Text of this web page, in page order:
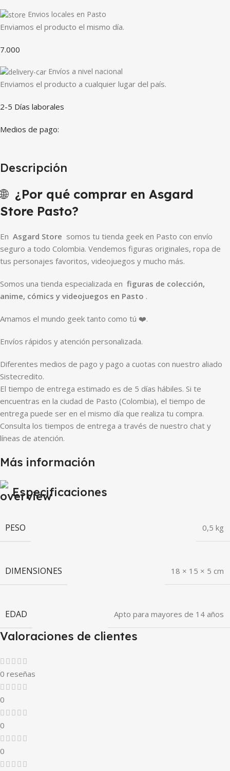
Envios locales en Pasto
Enviamos el producto el mismo día.
7.000
Envíos a nivel nacional
Enviamos el producto a cualquier lugar del país.
2-5 Días laborales
Medios de pago:
Descripción
🌐 ¿Por qué comprar en Asgard
Store Pasto?
En Asgard Store somos tu tienda geek en Pasto con envío
seguro a todo Colombia. Vendemos figuras originales, ropa de
tus personajes favoritos, videojuegos y mucho más.
Somos una tienda especializada en figuras de colección,
anime, cómics y videojuegos en Pasto .
Amamos el mundo geek tanto como tú ❤️.
Envíos rápidos y atención personalizada.
Diferentes medios de pago y pago a cuotas con nuestro aliado
Sistecredito.
El tiempo de entrega estimado es de 5 días hábiles. Si te
encuentras en la ciudad de Pasto (Colombia), el tiempo de
entrega puede ser en el mismo día que realiza tu compra.
Consulta los tiempos de entrega a través de nuestro chat y
líneas de atención.
Más información
Especificaciones
PESO 0,5 kg
DIMENSIONES 18 × 15 × 5 cm
EDAD Apto para mayores de 14 años
Valoraciones de clientes
0 reseñas
0
0
0